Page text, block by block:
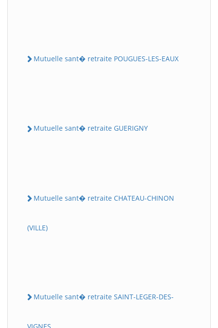
Mutuelle sant� retraite POUGUES-LES-EAUX
Mutuelle sant� retraite GUERIGNY
Mutuelle sant� retraite CHATEAU-CHINON
(VILLE)
Mutuelle sant� retraite SAINT-LEGER-DES-